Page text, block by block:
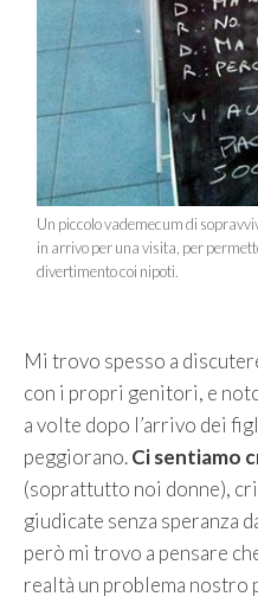
Un piccolo vademecum di
in arrivo per una visita, per
divertimento coi nipoti.
Mi trovo spesso a
con i propri genitori, e
a volte dopo l’arrivo dei
peggiorano.Ci sentiamo
(soprattutto noi donne),
giudicate senza speranza
però mi trovo a pensare
realtà un problema nostro